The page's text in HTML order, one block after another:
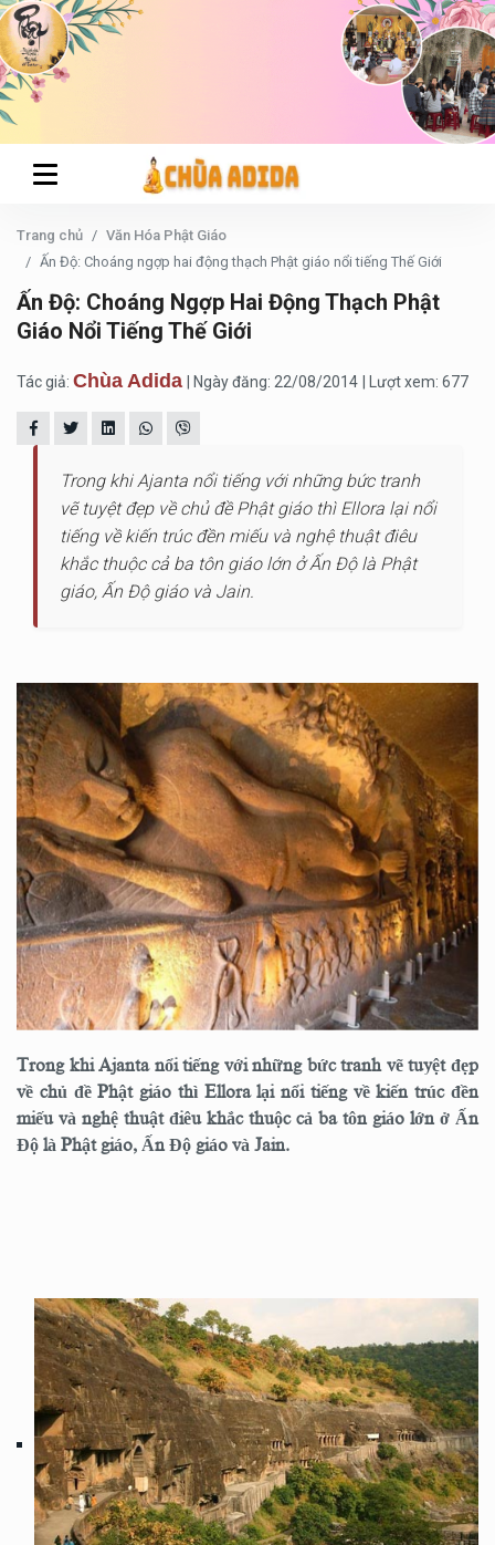
Trang chủ
Văn Hóa Phật Giáo
Ấn Độ: Choáng ngợp hai động thạch Phật giáo nổi tiếng Thế Giới
Ấn Độ: Choáng Ngợp Hai Động Thạch Phật
Giáo Nổi Tiếng Thế Giới
Tác giả: Chùa Adida | Ngày đăng: 22/08/2014 | Lượt xem: 677
Trong khi Ajanta nổi tiếng với những bức tranh
vẽ tuyệt đẹp về chủ đề Phật giáo thì Ellora lại nổi
tiếng về kiến trúc đền miếu và nghệ thuật điêu
khắc thuộc cả ba tôn giáo lớn ở Ấn Độ là Phật
giáo, Ấn Độ giáo và Jain.
Trong khi Ajanta nổi tiếng với những bức tranh vẽ tuyệt đẹp
về chủ đề Phật giáo thì Ellora lại nổi tiếng về kiến trúc đền
miếu và nghệ thuật điêu khắc thuộc cả ba tôn giáo lớn ở Ấn
Độ là Phật giáo, Ấn Độ giáo và Jain.